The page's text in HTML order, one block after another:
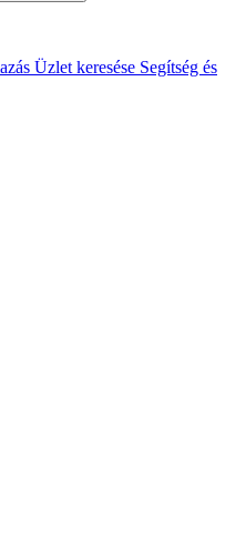
Üzlet keresése Segítség és